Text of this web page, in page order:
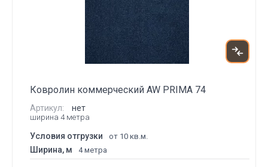
Ковролин коммерческий AW PRIMA 74
Артикул: нет
ширина 4 метра
Условия отгрузки от 10 кв.м.
Ширина, м 4 метра